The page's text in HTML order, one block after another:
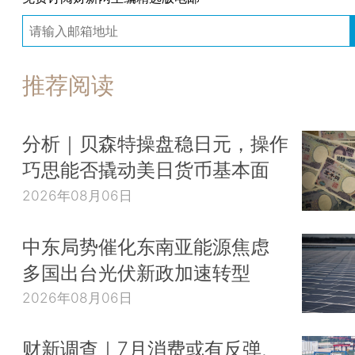
推荐阅读
分析｜贝森特操盘稳日元，操作
巧思能否撬动美日货币基本面
2026年08月06日
中东局势催化东南亚能源焦虑
多国出台光伏新政加速转型
2026年08月06日
财新调查｜7月消费或有反弹、